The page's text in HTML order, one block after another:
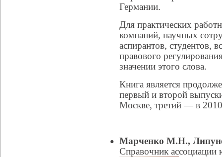
Германии.
Для практических
компаний, научных
аспирантов, студентов,
правового
значении этого слова.
Книга является
первый и второй
Москве, третий — в
Марченко М.Н.,
Справочник